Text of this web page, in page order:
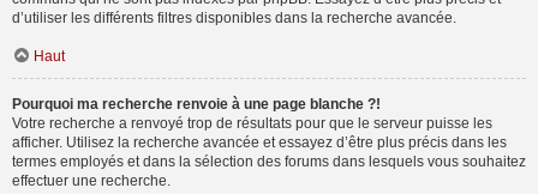
d’utiliser les différents filtres disponibles dans la recherche avancée.
Haut
Pourquoi ma recherche renvoie à une page blanche ?!
Votre recherche a renvoyé trop de résultats pour que le serveur puisse les
afficher. Utilisez la recherche avancée et essayez d’être plus précis dans les
termes employés et dans la sélection des forums dans lesquels vous souhaitez
effectuer une recherche.